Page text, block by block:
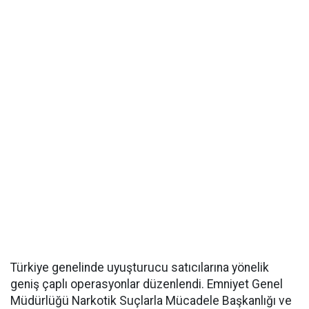
Türkiye genelinde uyuşturucu satıcılarına yönelik
geniş çaplı operasyonlar düzenlendi. Emniyet Genel
Müdürlüğü Narkotik Suçlarla Mücadele Başkanlığı ve